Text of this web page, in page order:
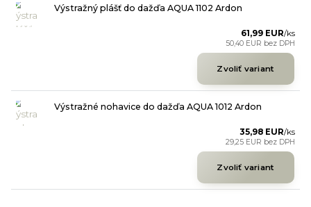
Výstražný plášť do dažďa AQUA 1102 Ardon
61,99 EUR/ks
50,40 EUR bez DPH
Zvoliť variant
Výstražné nohavice do dažďa AQUA 1012 Ardon
35,98 EUR/ks
29,25 EUR bez DPH
Zvoliť variant